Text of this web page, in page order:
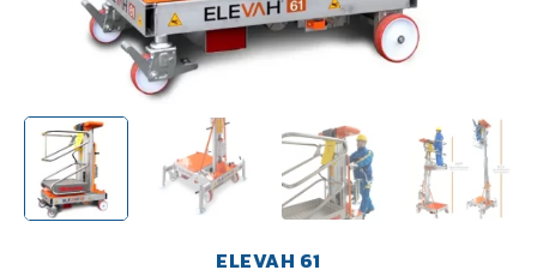
ELEVAH 61